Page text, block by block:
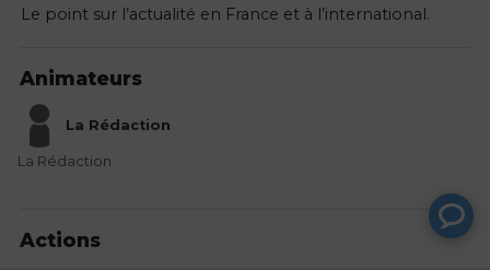
Le point sur l’actualité en France et à l’international.
Animateurs
La Rédaction
La Rédaction
Actions